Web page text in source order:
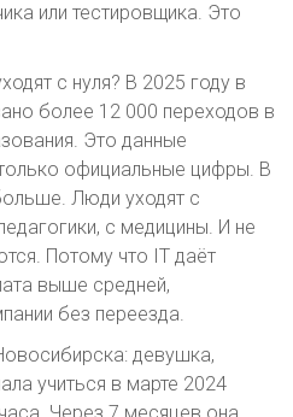
или тестировщика. Это
с нуля? В 2025 году в
более 12 000 переходов в
Это данные
официальные цифры. В
Люди уходят с
с медицины. И не
Потому что IT даёт
выше средней,
без переезда.
девушка,
учиться в марте 2024